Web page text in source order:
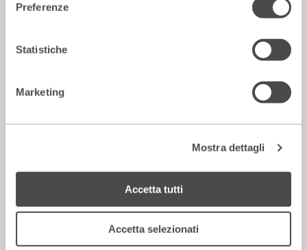
Preferenze
Statistiche
Marketing
Mostra dettagli
Accetta tutti
Accetta selezionati
14 Luglio 2026